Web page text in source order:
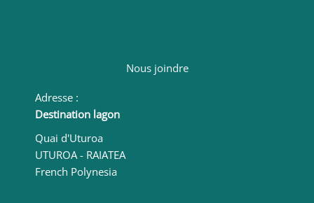
Nous joindre
Adresse :
Destination lagon
Quai d'Uturoa
UTUROA - RAIATEA
French Polynesia